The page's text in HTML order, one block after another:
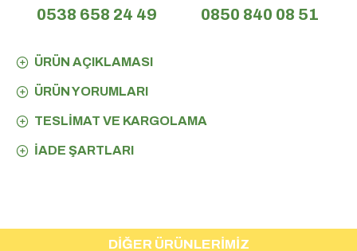
0538 658 24 49 0850 840 08 51
ÜRÜN AÇIKLAMASI
ÜRÜN YORUMLARI
TESLIMAT VE KARGOLAMA
İADE ŞARTLARI
DIĞER ÜRÜNLERIMIZ